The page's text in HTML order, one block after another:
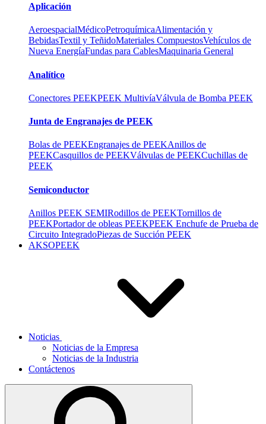
Aplicación
AeroespacialMédicoPetroquímicaAlimentación y
BebidasTextil y TeñidoMateriales CompuestosVehículos de
Nueva EnergíaFundas para CablesMaquinaria General
Analítico
Conectores PEEKPEEK MultivíaVálvula de Bomba PEEK
Junta de Engranajes de PEEK
Bolas de PEEKEngranajes de PEEKAnillos de
PEEKCasquillos de PEEKVálvulas de PEEKCuchillas de
PEEK
Semiconductor
Anillos PEEK SEMIRodillos de PEEKTornillos de
PEEKPortador de obleas PEEKPEEK Enchufe de Prueba de
Circuito IntegradoPiezas de Succión PEEK
AKSOPEEK
Noticias
Noticias de la Empresa
Noticias de la Industria
Contáctenos